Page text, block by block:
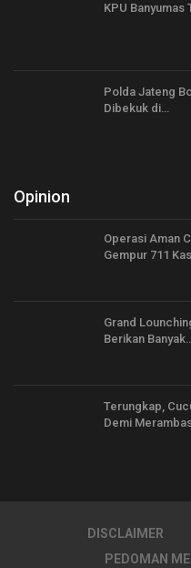
KPU Banyumas
Polda Jateng
Dibekuk di…
Opinion
Operasi Aman
Gempur 711
Grand
Berikan Banyak…
Terungkap,
Demi
DISCLAIMER
PEDOMAN